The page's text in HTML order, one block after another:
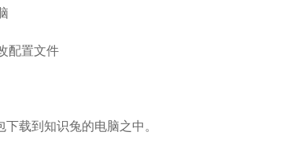
配置文件
载到知识兔的电脑之中。